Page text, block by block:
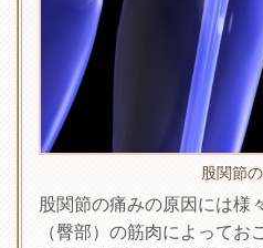
股関節
股関節の痛みの原因には様
（臀部）の筋肉によってお